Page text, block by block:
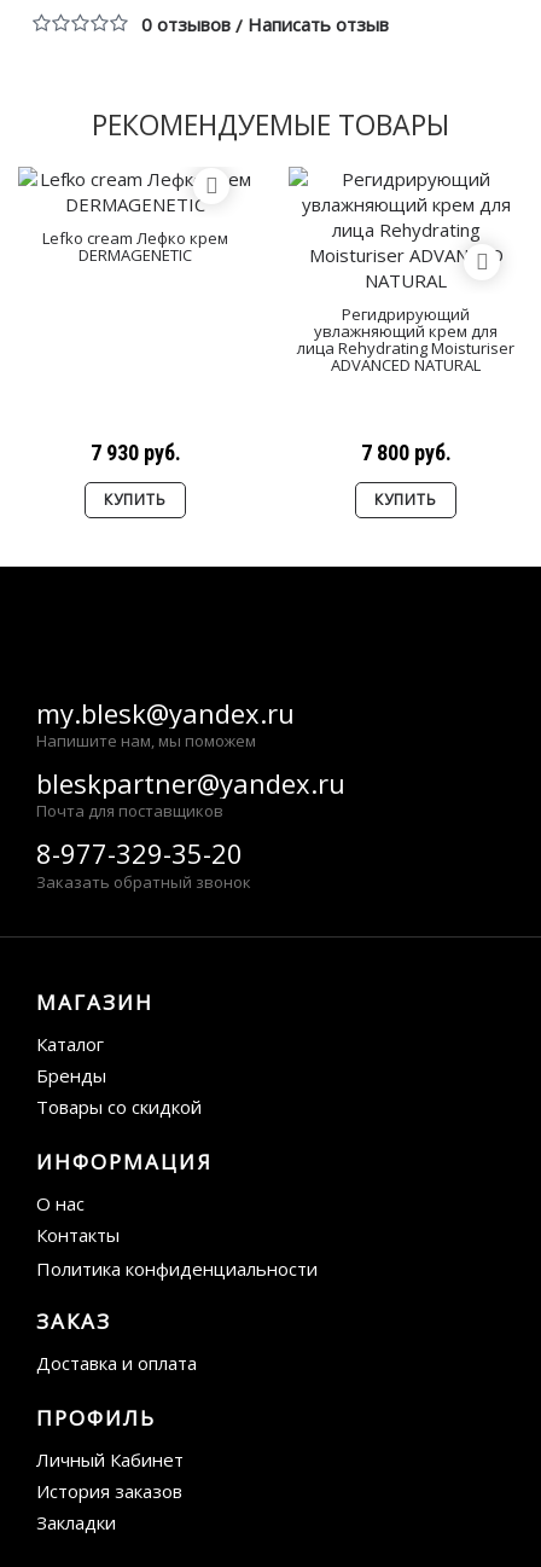
0 отзывов/ Написать отзыв
РЕКОМЕНДУЕМЫЕ ТОВАРЫ
Lefko cream Лефко крем
DERMAGENETIC
7 930 руб.
КУПИТЬ
Регидрирующий
увлажняющий крем для
лица Rehydrating Moisturiser
ADVANCED NATURAL
7 800 руб.
КУПИТЬ
my.blesk@yandex.ru
Напишите нам, мы поможем
bleskpartner@yandex.ru
Почта для поставщиков
8-977-329-35-20
Заказать обратный звонок
МАГАЗИН
Каталог
Бренды
Товары со скидкой
ИНФОРМАЦИЯ
О нас
Контакты
Политика конфиденциальности
ЗАКАЗ
Доставка и оплата
ПРОФИЛЬ
Личный Кабинет
История заказов
Закладки